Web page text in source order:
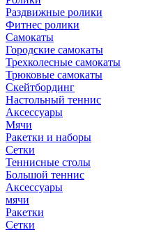
Раздвижные ролики
Фитнес ролики
Самокаты
Городские самокаты
Трехколесные самокаты
Трюковые самокаты
Скейтбординг
Настольный теннис
Аксессуары
Мячи
Ракетки и наборы
Сетки
Теннисные столы
Большой теннис
Аксессуары
мячи
Ракетки
Сетки